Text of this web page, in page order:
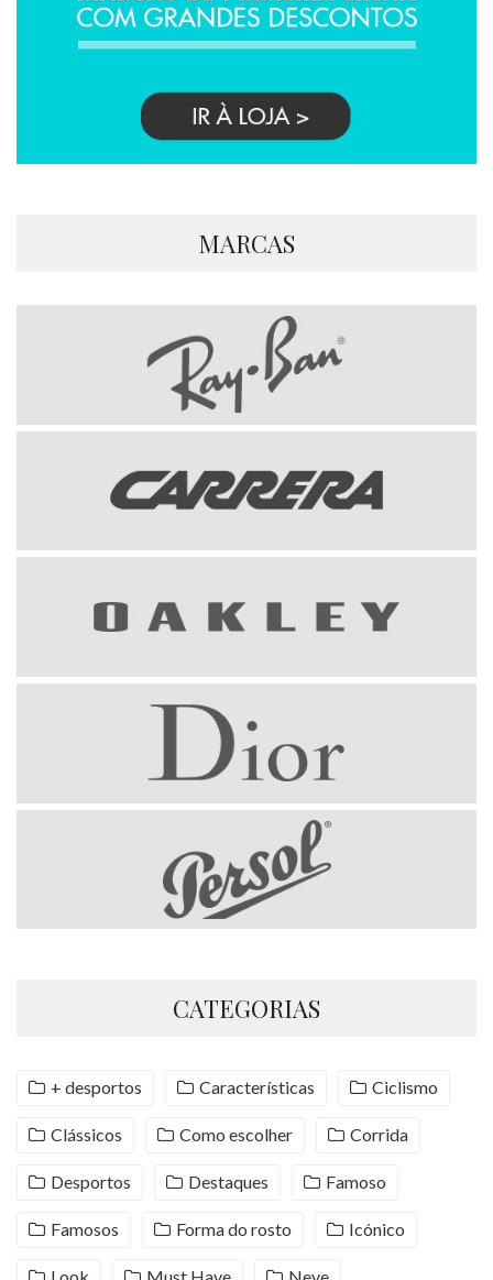
MARCAS
CATEGORIAS
+ desportos Características Ciclismo
Clássicos Como escolher Corrida
Desportos Destaques Famoso
Famosos Forma do rosto Icónico